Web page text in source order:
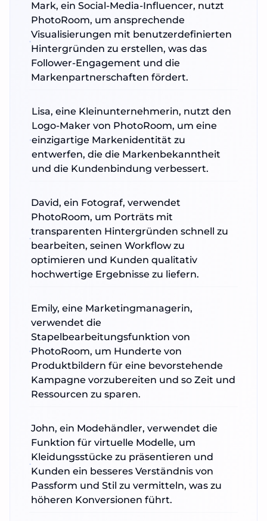
Mark, ein Social-Media-Influencer, nutzt
PhotoRoom, um ansprechende
Visualisierungen mit benutzerdefinierten
Hintergründen zu erstellen, was das
Follower-Engagement und die
Markenpartnerschaften fördert.
Lisa, eine Kleinunternehmerin, nutzt den
Logo-Maker von PhotoRoom, um eine
einzigartige Markenidentität zu
entwerfen, die die Markenbekanntheit
und die Kundenbindung verbessert.
David, ein Fotograf, verwendet
PhotoRoom, um Porträts mit
transparenten Hintergründen schnell zu
bearbeiten, seinen Workflow zu
optimieren und Kunden qualitativ
hochwertige Ergebnisse zu liefern.
Emily, eine Marketingmanagerin,
verwendet die
Stapelbearbeitungsfunktion von
PhotoRoom, um Hunderte von
Produktbildern für eine bevorstehende
Kampagne vorzubereiten und so Zeit und
Ressourcen zu sparen.
John, ein Modehändler, verwendet die
Funktion für virtuelle Modelle, um
Kleidungsstücke zu präsentieren und
Kunden ein besseres Verständnis von
Passform und Stil zu vermitteln, was zu
höheren Konversionen führt.